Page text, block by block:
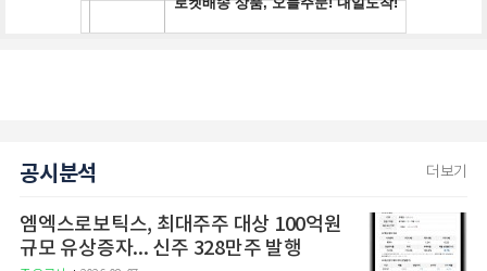
공시분석 더보기
엠엑스로보틱스, 최대주주 대상 100억원
규모 유상증자... 신주 328만주 발행